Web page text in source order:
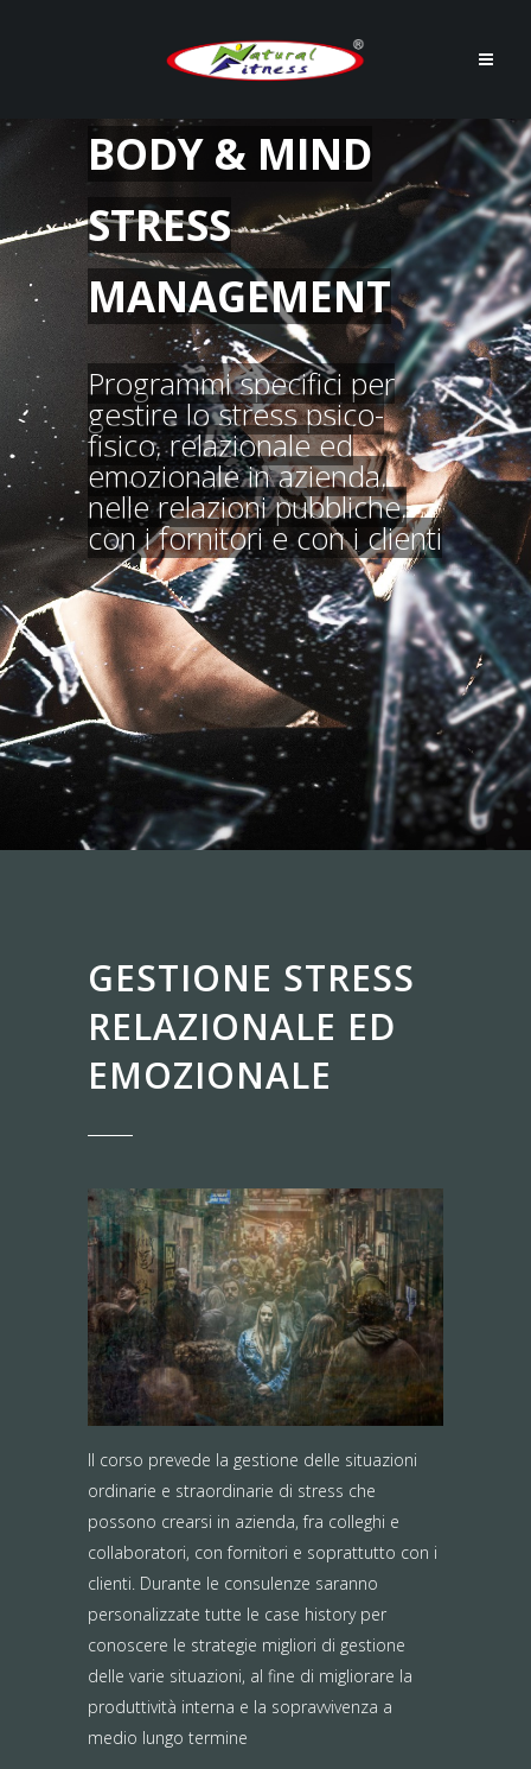
BODY & MIND
STRESS
MANAGEMENT
Programmi specifici per
gestire lo stress psico-
fisico, relazionale ed
emozionale in azienda,
nelle relazioni pubbliche,
con i fornitori e con i clienti
GESTIONE STRESS
RELAZIONALE ED
EMOZIONALE
Il corso prevede la gestione delle situazioni
ordinarie e straordinarie di stress che
possono crearsi in azienda, fra colleghi e
collaboratori, con fornitori e soprattutto con i
clienti. Durante le consulenze saranno
personalizzate tutte le case history per
conoscere le strategie migliori di gestione
delle varie situazioni, al fine di migliorare la
produttività interna e la sopravvivenza a
medio lungo termine